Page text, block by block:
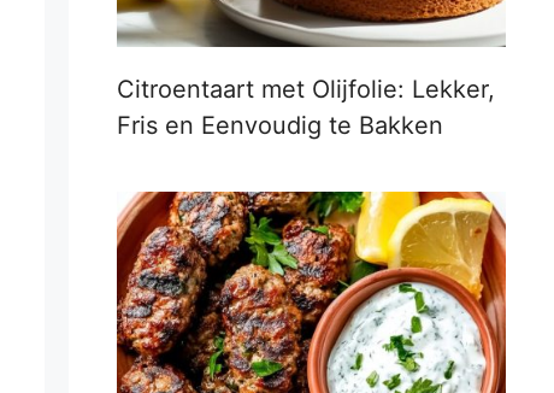
Citroentaart met Olijfolie: Lekker,
Fris en Eenvoudig te Bakken